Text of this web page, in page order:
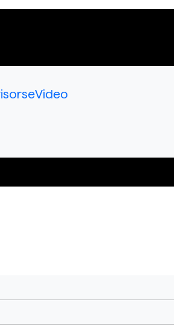
Video